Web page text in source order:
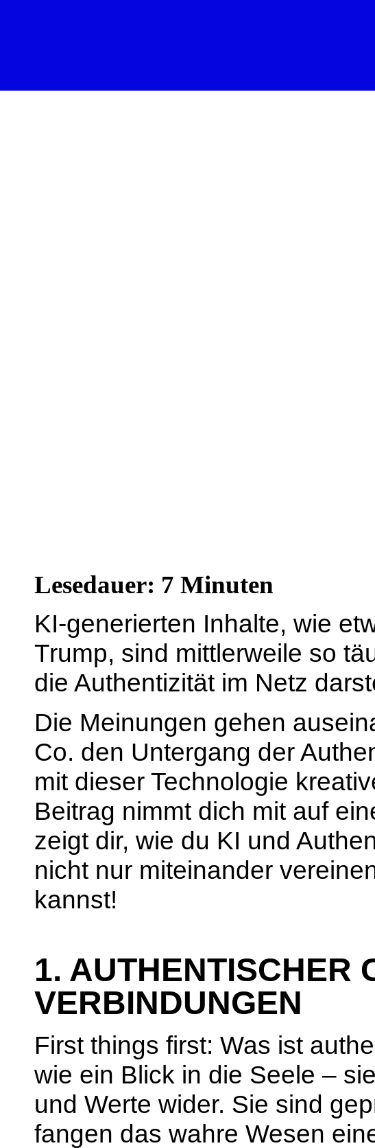
Lesedauer: 7 Minuten
KI-generierten Inhalte, wie
Trump, sind mittlerweile so
die Authentizität im Netz
Die Meinungen gehen
Co. den Untergang der
mit dieser Technologie
Beitrag nimmt dich mit auf
zeigt dir, wie du KI und
nicht nur miteinander
kannst!
1. AUTHENTISCHER
VERBINDUNGEN
First things first: Was ist
wie ein Blick in die Seele –
und Werte wider. Sie sind
fangen das wahre Wesen